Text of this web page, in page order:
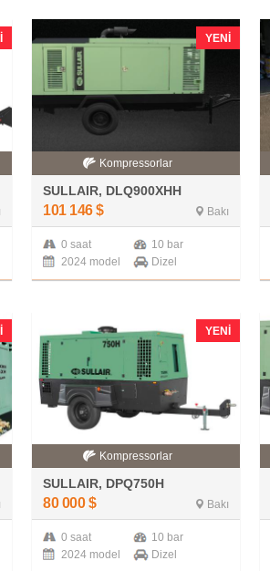
YENI
Kompressorlar
SULLAIR, DLQ900XHH
101 146 $ Bakı
0 saat
10 bar
2024 model
Dizel
YENI
Kompressorlar
SULLAIR, DPQ750H
80 000 $ Bakı
0 saat
10 bar
2024 model
Dizel